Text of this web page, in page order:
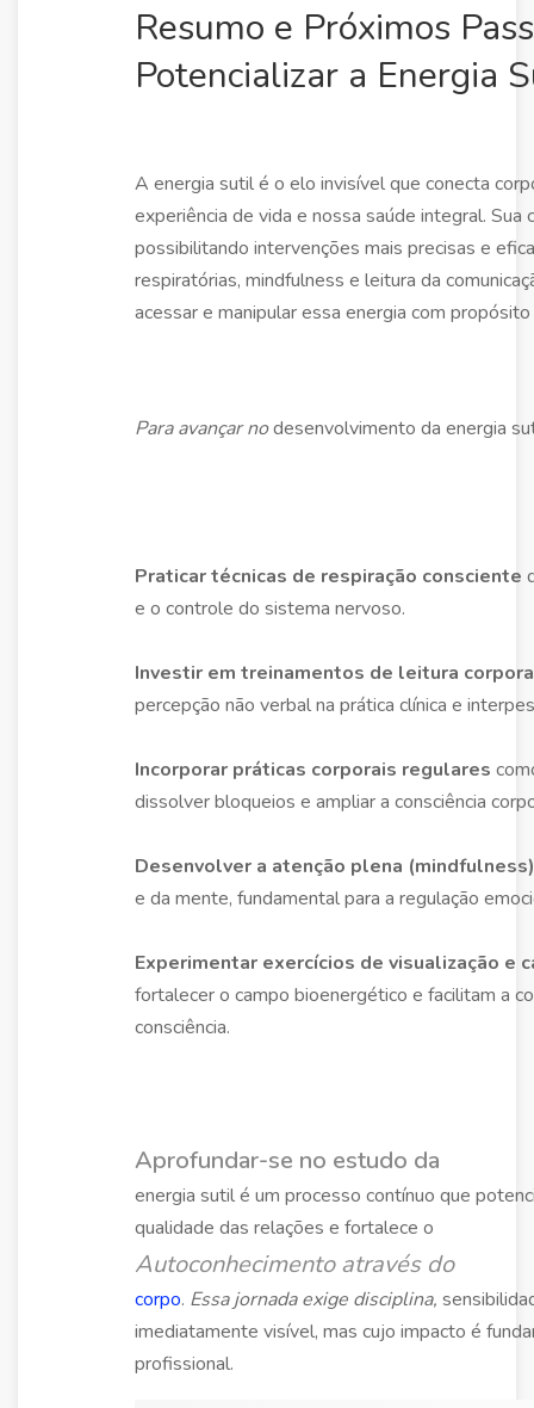
Resumo e Próximos
Potencializar a Energia
A energia sutil é o elo invisível que conecta
experiência de vida e nossa saúde integral.
possibilitando intervenções mais precisas e
respiratórias, mindfulness e leitura da
acessar e manipular essa energia com
Para avançar nodesenvolvimento da energia
Praticar técnicas de respiração consciente
e o controle do sistema nervoso.
Investir em treinamentos de leitura
percepção não verbal na prática clínica e
Incorporar práticas corporais regulares
dissolver bloqueios e ampliar a consciência
Desenvolver a atenção plena (mindfulness)
e da mente, fundamental para a regulação
Experimentar exercícios de visualização e
fortalecer o campo bioenergético e facilitam a
consciência.
Aprofundar-se no estudo da
energia sutil é um processo contínuo que
qualidade das relações e fortalece o
Autoconhecimento através do
corpo. Essa jornada exige disciplina,
imediatamente visível, mas cujo impacto é
profissional.